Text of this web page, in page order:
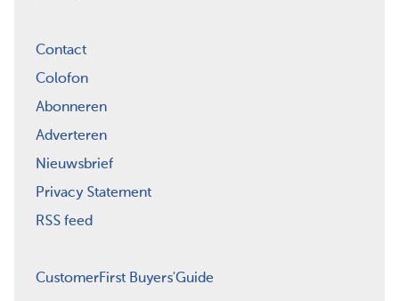
Contact
Colofon
Abonneren
Adverteren
Nieuwsbrief
Privacy Statement
RSS feed
CustomerFirst Buyers'Guide